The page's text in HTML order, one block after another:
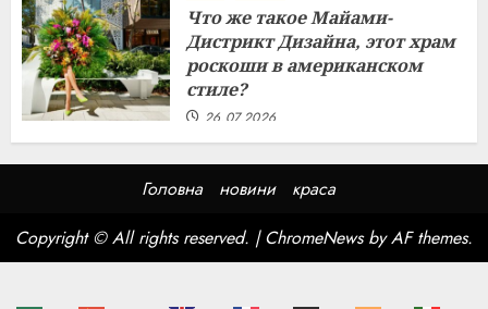
Что же такое Майами-
Дистрикт Дизайна, этот храм
роскоши в американском
стиле?
26.07.2026
Головна новини
краса
Copyright © All rights reserved. |ChromeNewsby AF themes.